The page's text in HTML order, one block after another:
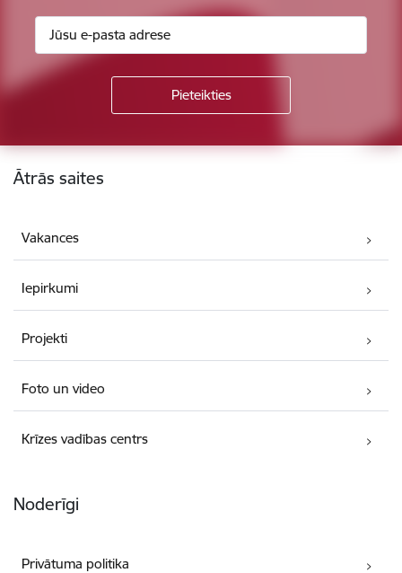
Kājene
Ātrās saites
Vakances
Iepirkumi
Projekti
Foto un video
Krīzes vadības centrs
Noderīgi
Privātuma politika